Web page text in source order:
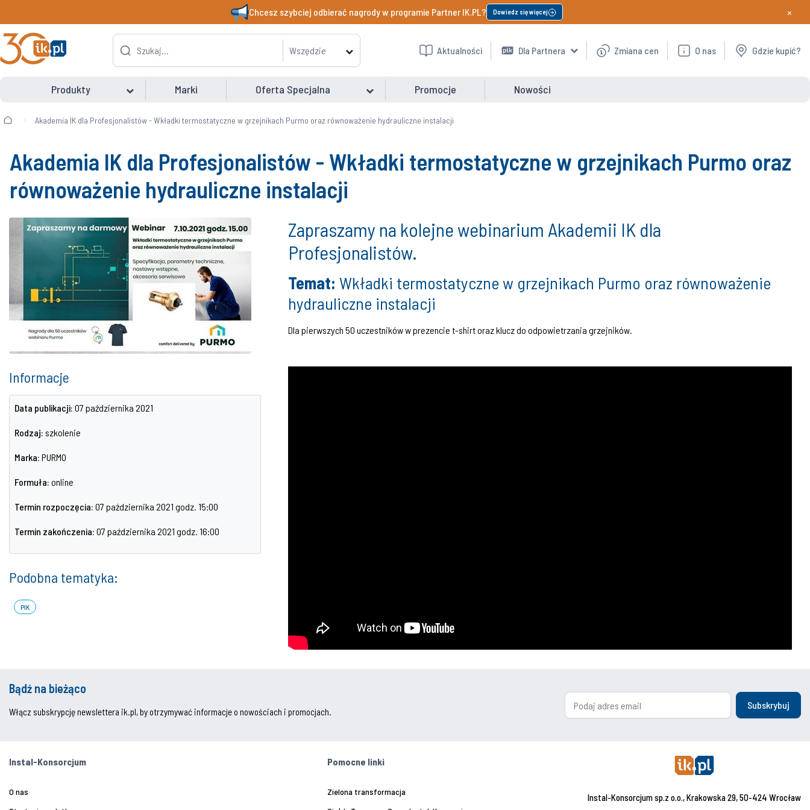
Chcesz szybciej odbierać nagrody w programie Partner IK.PL? Dowiedz się więcej ×
Wszędzie Aktualności Dla Partnera Zmiana cen O nas Gdzie kupić?
Produkty Marki Oferta Specjalna Promocje Nowości
Akademia IK dla Profesjonalistów - Wkładki termostatyczne w grzejnikach Purmo oraz równoważenie hydrauliczne instalacji
Akademia IK dla Profesjonalistów - Wkładki termostatyczne w grzejnikach Purmo oraz
równoważenie hydrauliczne instalacji
Informacje
Data publikacji: 07 października 2021
Rodzaj: szkolenie
Marka: PURMO
Formuła: online
Termin rozpoczęcia: 07 października 2021 godz. 15:00
Termin zakończenia: 07 października 2021 godz. 16:00
Podobna tematyka:
PIK
Zapraszamy na kolejne webinarium Akademii IK dla
Profesjonalistów.
Temat: Wkładki termostatyczne w grzejnikach Purmo oraz równoważenie
hydrauliczne instalacji
Dla pierwszych 50 uczestników w prezencie t-shirt oraz klucz do odpowietrzania grzejników.
Bądź na bieżąco
Włącz subskrypcję newslettera ik.pl, by otrzymywać informacje o nowościach i promocjach.
Subskrybuj
Instal-Konsorcjum
O nas
Pomocne linki
Zielona transformacja
Instal-Konsorcjum sp.z o.o., Krakowska 29, 50-424 Wrocław